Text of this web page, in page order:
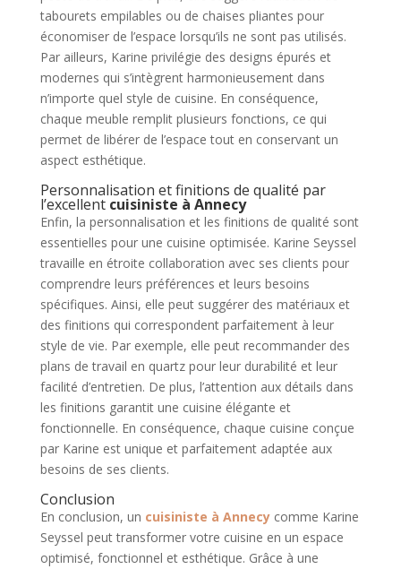
tabourets empilables ou de chaises pliantes pour
économiser de l’espace lorsqu’ils ne sont pas utilisés.
Par ailleurs, Karine privilégie des designs épurés et
modernes qui s’intègrent harmonieusement dans
n’importe quel style de cuisine. En conséquence,
chaque meuble remplit plusieurs fonctions, ce qui
permet de libérer de l’espace tout en conservant un
aspect esthétique.
Personnalisation et finitions de qualité par
l’excellent cuisiniste à Annecy
Enfin, la personnalisation et les finitions de qualité sont
essentielles pour une cuisine optimisée. Karine Seyssel
travaille en étroite collaboration avec ses clients pour
comprendre leurs préférences et leurs besoins
spécifiques. Ainsi, elle peut suggérer des matériaux et
des finitions qui correspondent parfaitement à leur
style de vie. Par exemple, elle peut recommander des
plans de travail en quartz pour leur durabilité et leur
facilité d’entretien. De plus, l’attention aux détails dans
les finitions garantit une cuisine élégante et
fonctionnelle. En conséquence, chaque cuisine conçue
par Karine est unique et parfaitement adaptée aux
besoins de ses clients.
Conclusion
En conclusion, un cuisiniste à Annecycomme Karine
Seyssel peut transformer votre cuisine en un espace
optimisé, fonctionnel et esthétique. Grâce à une